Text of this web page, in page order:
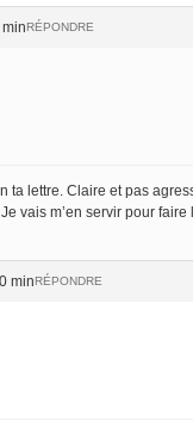
RÉPONDRE
ta lettre. Claire et pas
vais m’en servir pour faire
minRÉPONDRE